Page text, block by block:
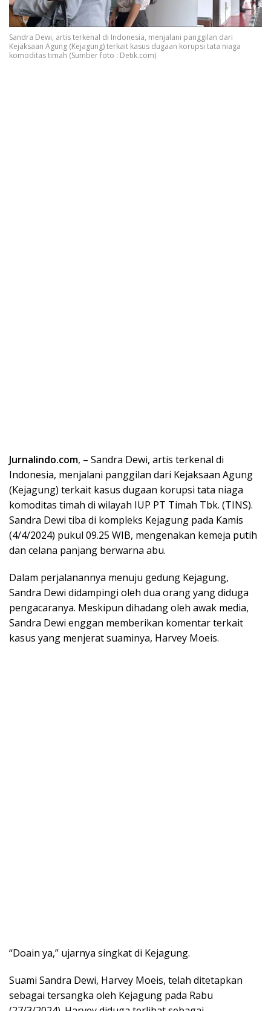
Sandra Dewi, artis terkenal di Indonesia, menjalani panggilan dari
Kejaksaan Agung (Kejagung) terkait kasus dugaan korupsi tata niaga
komoditas timah (Sumber foto : Detik.com)
Jurnalindo.com, – Sandra Dewi, artis terkenal di
Indonesia, menjalani panggilan dari Kejaksaan Agung
(Kejagung) terkait kasus dugaan korupsi tata niaga
komoditas timah di wilayah IUP PT Timah Tbk. (TINS).
Sandra Dewi tiba di kompleks Kejagung pada Kamis
(4/4/2024) pukul 09.25 WIB, mengenakan kemeja putih
dan celana panjang berwarna abu.
Dalam perjalanannya menuju gedung Kejagung,
Sandra Dewi didampingi oleh dua orang yang diduga
pengacaranya. Meskipun dihadang oleh awak media,
Sandra Dewi enggan memberikan komentar terkait
kasus yang menjerat suaminya, Harvey Moeis.
“Doain ya,” ujarnya singkat di Kejagung.
Suami Sandra Dewi, Harvey Moeis, telah ditetapkan
sebagai tersangka oleh Kejagung pada Rabu